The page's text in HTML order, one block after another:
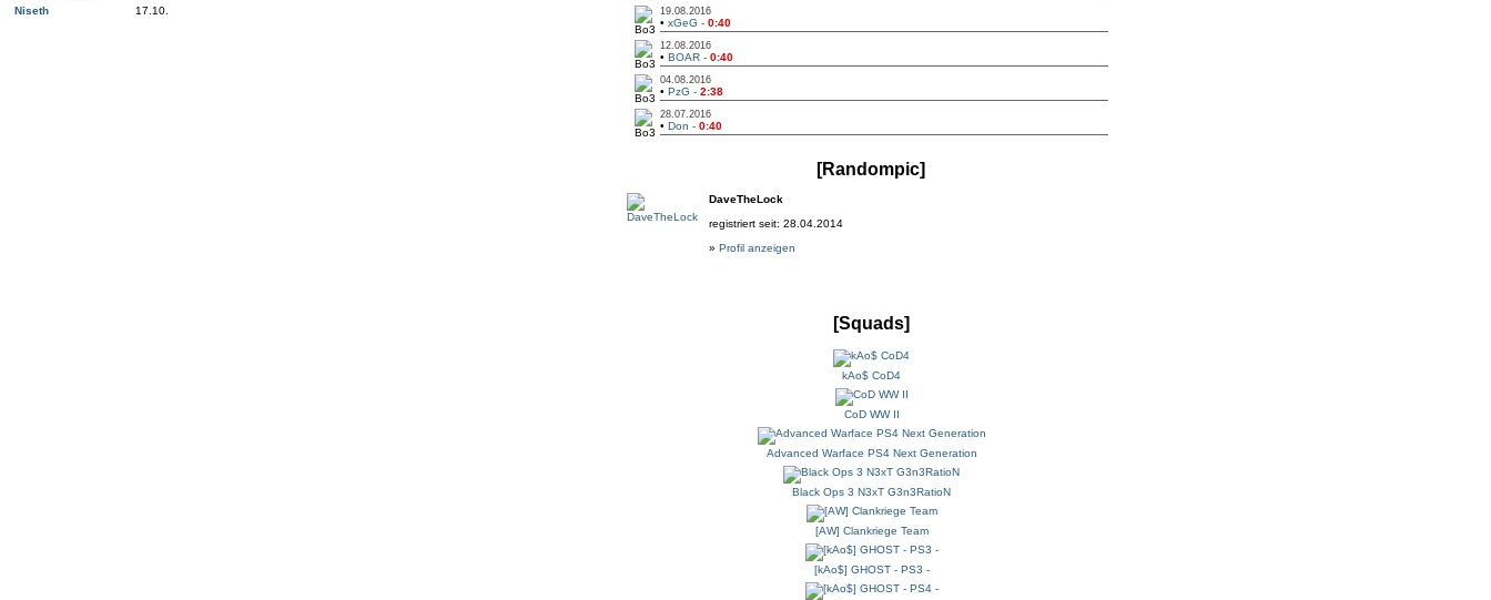
Niseth
17.10. 19.08.2016
• xGeG - 0:40
12.08.2016
• BOAR - 0:40
04.08.2016
• PzG - 2:38
28.07.2016
• Don - 0:40
[Randompic]
DaveTheLock
registriert seit: 28.04.2014
» Profil anzeigen
[Squads]
kAo$ CoD4
CoD WW II
Advanced Warface PS4 Next Generation
Black Ops 3 N3xT G3n3RatioN
[AW] Clankriege Team
[kAo$] GHOST - PS3 -